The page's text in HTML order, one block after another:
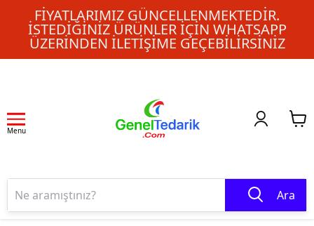
FIYATLARIMIZ GÜNCELLENMEKTEDIR.
İSTEDIĞINIZ ÜRÜNLER IÇIN WHATSAPP
ÜZERINDEN ILETIŞIME GEÇEBILIRSINIZ
Menu
Ara